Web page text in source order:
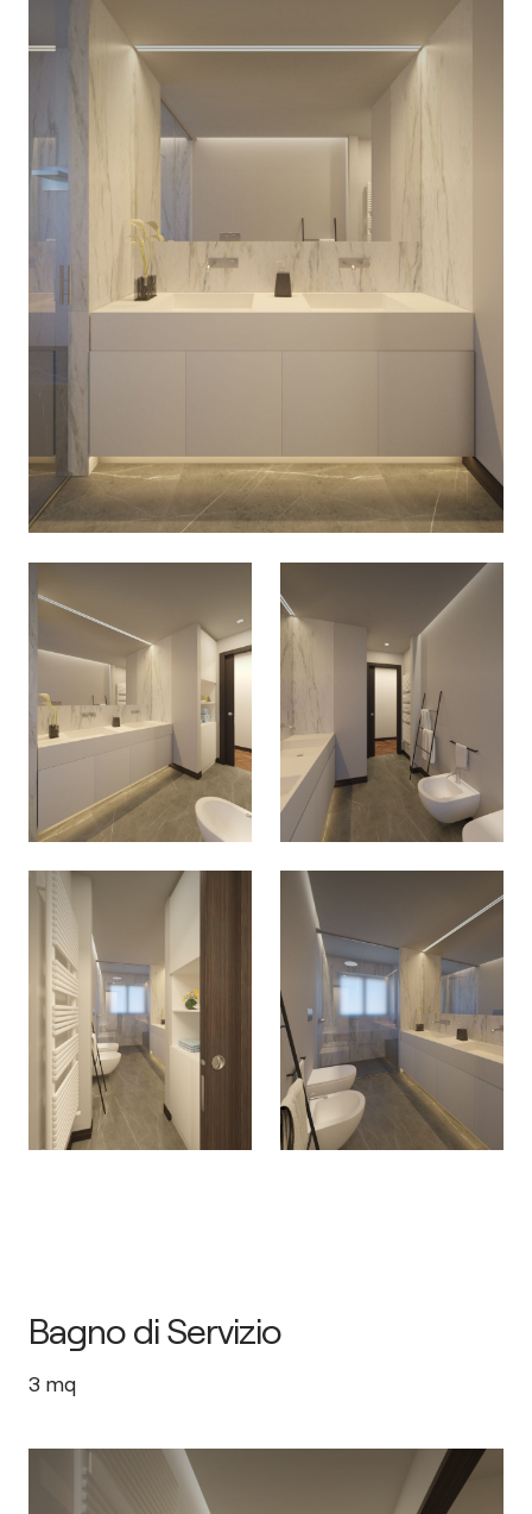
Bagno di Servizio
3 mq